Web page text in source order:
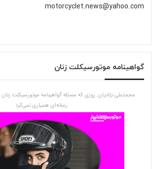
motorcyclet.news@yahoo.com
گواهینامه موتورسیکلت زنان
محمدعلی نژادیان: روزی که مسئله گواهینامه موتورسیکلت
رسانه‌ای همیاری نمی‌کرد